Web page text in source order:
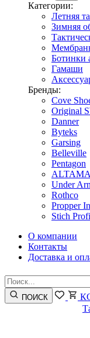
Категории:
Летняя
Зимняя
Ботинки
Гамаши
Бренды:
Cove
Original
Danner
Byteks
Garsing
Belleville
Pentagon
ALTAMA
Under
Rothco
Propper
Stich Profi
О компании
Контакты
Доставка и
ПОИСК